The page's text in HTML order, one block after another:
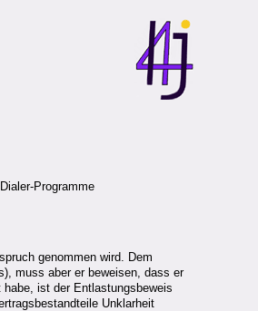
Programme
genommen wird. Dem
muss aber er beweisen, dass er
ist der Entlastungsbeweis
Unklarheit